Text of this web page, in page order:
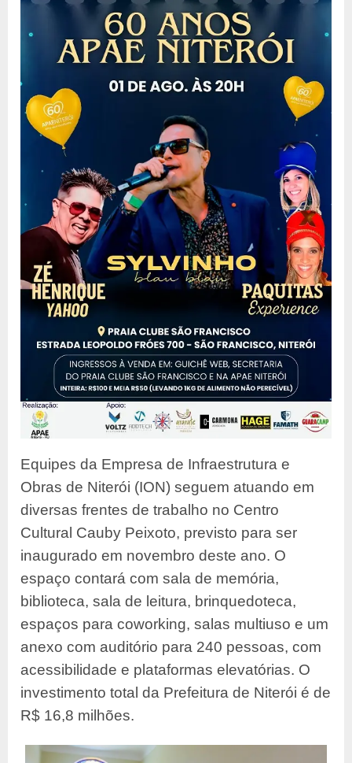
Equipes da Empresa de Infraestrutura e
Obras de Niterói (ION) seguem atuando em
diversas frentes de trabalho no Centro
Cultural Cauby Peixoto, previsto para ser
inaugurado em novembro deste ano. O
espaço contará com sala de memória,
biblioteca, sala de leitura, brinquedoteca,
espaços para coworking, salas multiuso e um
anexo com auditório para 240 pessoas, com
acessibilidade e plataformas elevatórias. O
investimento total da Prefeitura de Niterói é de
R$ 16,8 milhões.